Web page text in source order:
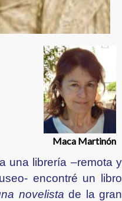
Maca Martinón
una librería –remota y
encontré un libro
novelista de la gran